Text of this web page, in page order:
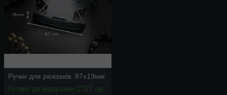
Ручки для рюкзаків. 87х19мм
Готово до відправки 1727 од.